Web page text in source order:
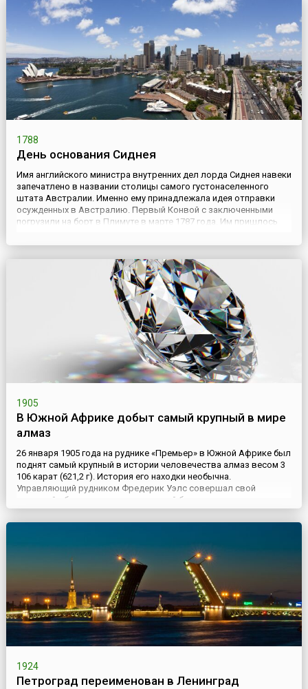
1788
День основания Сиднея
Имя английского министра внутренних дел лорда Сиднея навеки
запечатлено в названии столицы самого густонаселенного
штата Австралии. Именно ему принадлежала идея отправки
осужденных в Австралию. Первый Конвой с заключенными
погрузили на борт в Плимуте в марте 1787 года. Им пришлось
ждало впереди, не знал никто. Почти ни у кого из них ...
1905
В Южной Африке добыт самый крупный в мире
алмаз
26 января 1905 года на руднике «Премьер» в Южной Африке был
поднят самый крупный в истории человечества алмаз весом 3
106 карат (621,2 г). История его находки необычна.
Управляющий рудником Фредерик Уэлс совершал свой
вечерний обход, когда заметил яркий блеск и сверкание,
исходившие из точки на стенке карьера. Уэлс с рабочим
добрались до места не без труда – точка находилась в 9 метрах
1924
Петроград переименован в Ленинград